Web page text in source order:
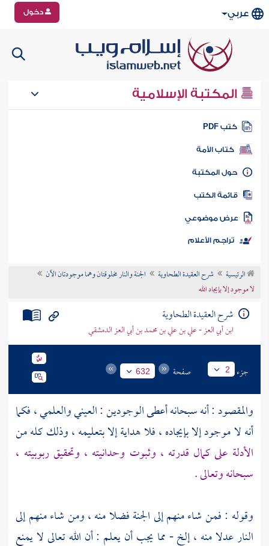
عربي دخول
المكتبة الإسلامية
كتب PDF
كتاب الأمة
المكتبة
الكتب
موضوعي
تراجم الأعلام
الرئيسية شرح العقيدة الطحاوية
الجنة والنار مخلوقتان وهما موجودتان الآن
لا موجود إلا بإيجاد الله
شرح العقيدة الطحاوية
ابن أبي العز - علي بن علي بن محمد بن أبي العز الدمشقي
جزء 2 صفحة 632
والمقصود : أنه سبحانه أعطى الوجودين : العيني والعلمي ، فكما
أنه لا موجود إلا بإيجاده ، فلا هداية إلا بتعليمه ، وذلك كله من
الأدلة على كمال قدرته ، وثبوت وحدانيته ، وتحقيق ربوبيته ،
سبحانه وتعالى .
وقوله : فمن شاء منهم إلى الجنة فضلا منه ، ومن شاء منهم إلى
النار عدلا منه ، إلخ - مما يجب أن يعلم : أن الله تعالى لا يمنع